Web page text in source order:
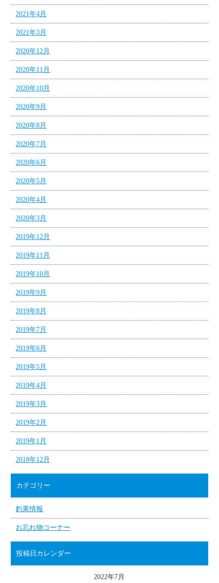
2021年4月
2021年3月
2020年12月
2020年11月
2020年10月
2020年9月
2020年8月
2020年7月
2020年6月
2020年5月
2020年4月
2020年3月
2019年12月
2019年11月
2019年10月
2019年9月
2019年8月
2019年7月
2019年6月
2019年5月
2019年4月
2019年3月
2019年2月
2019年1月
2018年12月
カテゴリー
釣果情報
お忘れ物コーナー
投稿日カレンダー
2022年7月